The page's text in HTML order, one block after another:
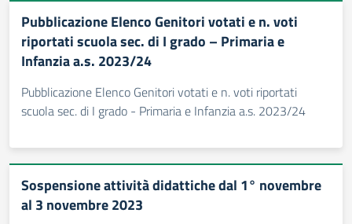
Pubblicazione Elenco Genitori votati e n. voti
riportati scuola sec. di I grado – Primaria e
Infanzia a.s. 2023/24
Pubblicazione Elenco Genitori votati e n. voti riportati
scuola sec. di I grado - Primaria e Infanzia a.s. 2023/24
Sospensione attività didattiche dal 1° novembre
al 3 novembre 2023